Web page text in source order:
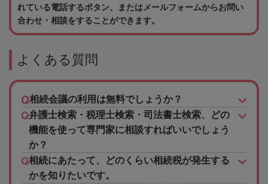
れている電話するボタン、またはメールフォームからお問い
合わせ・相談をすることができます。
よくある質問
相続会議の利用は無料でしょうか？
弁護士検索・税理士検索・司法書士検索、どの
機能を使って専門家に相談すればいいでしょう
か？
相続にあたって、どのくらい相続税が発生する
かを知りたいです。